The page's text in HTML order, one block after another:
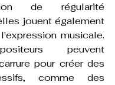
de régularité
jouent également
musicale.
peuvent
pour créer des
comme des